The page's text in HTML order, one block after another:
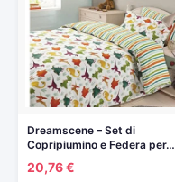
Dreamscene – Set di
Copripiumino e Federa per…
20,76 €